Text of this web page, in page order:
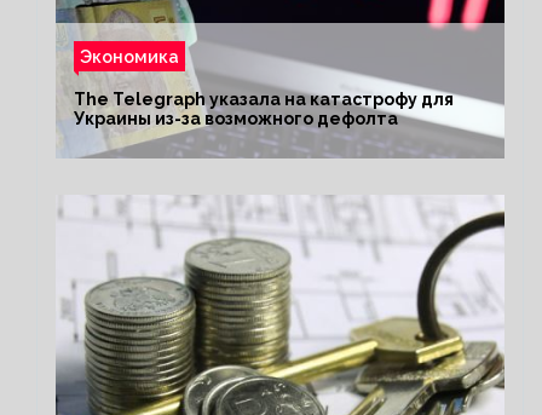
Экономика
The Telegraph указала на катастрофу для
Украины из-за возможного дефолта